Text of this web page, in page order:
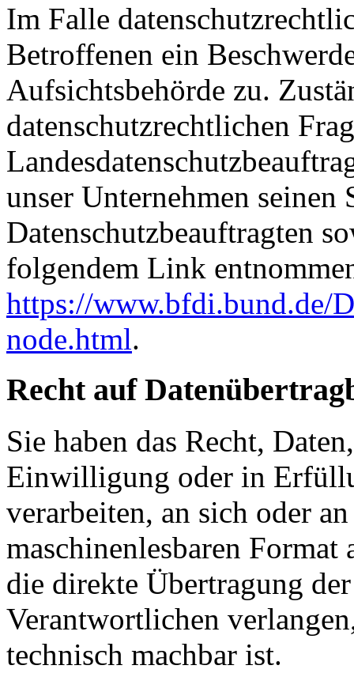
Im Falle
Betroffenen ein
Aufsichtsbehörde zu.
datenschutzrechtlichen
unser Unternehmen
Datenschutzbeauftragten
folgendem Link
https://www.bfdi.bund.de/
node.html.
Recht auf
Sie haben das Recht,
Einwilligung oder in
verarbeiten, an sich oder
maschinenlesbaren Format
die direkte Übertragung
Verantwortlichen
technisch machbar ist.